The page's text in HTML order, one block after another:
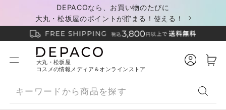
DEPACOなら、お買い物のたびに
大丸・松坂屋のポイントが貯まる！使える！
大丸・松坂屋
コスメの情報メディア＆オンラインストア